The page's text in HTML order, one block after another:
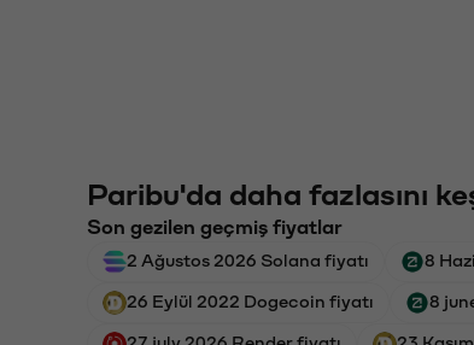
Paribu'da daha fazlasını
Son gezilen geçmiş fiyatlar
2 Ağustos 2026 Solana fiyatı 8
26 Eylül 2022 Dogecoin fiyatı 8
27 july 2026 Render fiyatı 23